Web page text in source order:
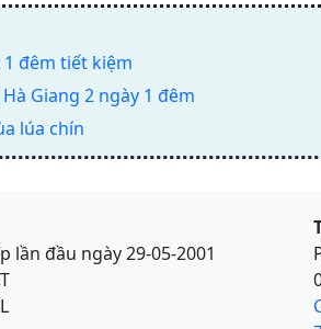
1 đêm tiết kiệm
Giang 2 ngày 1 đêm
lúa chín
lần đầu ngày 29-05-2001